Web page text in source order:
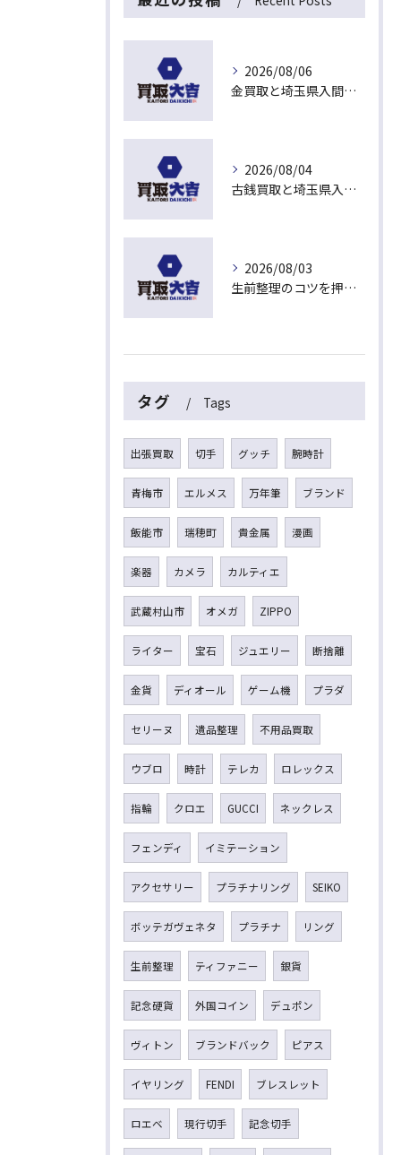
2026/08/06
金買取と埼玉県入間市下藤沢で無料査定を活用した今売るべきか判断する最新ガイド
2026/08/04
古銭買取と埼玉県入間市東藤沢でおすすめの査定比較と相場チェックポイント
2026/08/03
生前整理のコツを押さえて埼玉県入間市上藤沢で安心して進める方法
タグ Tags
出張買取 切手 グッチ 腕時計
青梅市 エルメス 万年筆 ブランド
飯能市 瑞穂町 貴金属 漫画
楽器 カメラ カルティエ
武蔵村山市 オメガ ZIPPO
ライター 宝石 ジュエリー 断捨離
金貨 ディオール ゲーム機 プラダ
セリーヌ 遺品整理 不用品買取
ウブロ 時計 テレカ ロレックス
指輪 クロエ GUCCI ネックレス
フェンディ イミテーション
アクセサリー プラチナリング SEIKO
ボッテガヴェネタ プラチナ リング
生前整理 ティファニー 銀貨
記念硬貨 外国コイン デュポン
ヴィトン ブランドバック ピアス
イヤリング FENDI ブレスレット
ロエベ 現行切手 記念切手